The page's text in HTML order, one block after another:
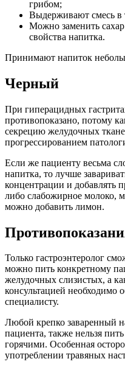
грибом;
Выдерживают смесь в
Можно заменить
свойства напитка.
Принимают напиток
Черный
При гиперацидных
противопоказано, потому
секрецию желудочных
прогрессированием
Если же пациенту весьма
напитка, то лучше
концентрации и добавлять
либо слабожирное молоко,
можно добавить лимон.
Только гастроэнтеролог
можно пить конкретному
желудочных слизистых, а
консультацией необходимо
специалисту.
Любой крепко заваренный
пациента, также нельзя
горячими. Особенная
употреблении травяных